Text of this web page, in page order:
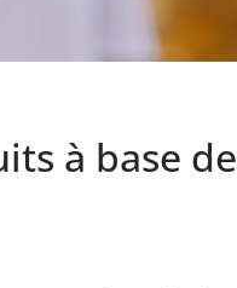
à base de